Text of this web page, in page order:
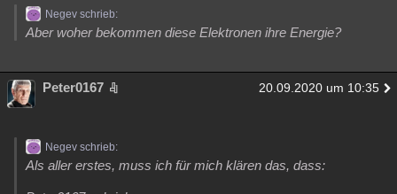
Negev schrieb:
Aber woher bekommen diese Elektronen ihre Energie?
Peter0167 20.09.2020 um 10:35
Negev schrieb:
Als aller erstes, muss ich für mich klären das, dass: